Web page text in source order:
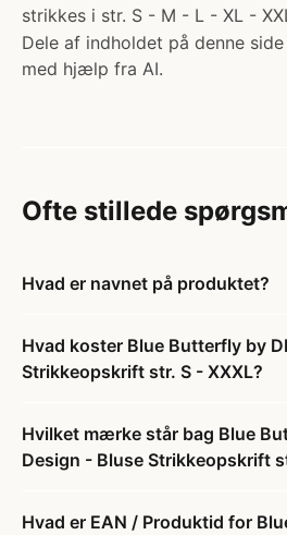
strikkes i str. S - M - L - XL -
Dele af indholdet på denne
med hjælp fra AI.
Ofte stillede
Hvad er navnet på produktet?
Hvad koster Blue Butterfly by
Strikkeopskrift str. S - XXXL?
Hvilket mærke står bag Blue
Design - Bluse Strikkeopskrift
Hvad er EAN / Produktid for